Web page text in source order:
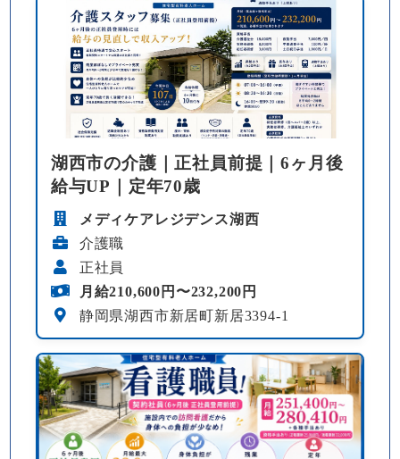
湖西市の介護｜正社員前提｜6ヶ月後
給与UP｜定年70歳
メディケアレジデンス湖西
介護職
正社員
月給210,600円〜232,200円
静岡県湖西市新居町新居3394-1